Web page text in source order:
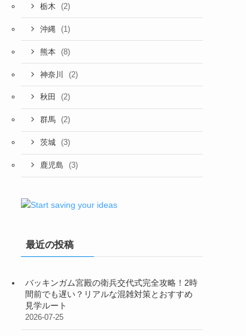
栃木 (2)
沖縄 (1)
熊本 (8)
神奈川 (2)
秋田 (2)
群馬 (2)
茨城 (3)
鹿児島 (3)
最近の投稿
バッキンガム宮殿の衛兵交代式完全攻略！2時
間前でも遅い？リアルな混雑対策とおすすめ
見学ルート
2026-07-25